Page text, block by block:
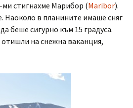
ми стигнахме Марибор (Maribor).
Наоколо в планините имаше сняг
беше сигурно към 15 градуса.
отишли на снежна ваканция,